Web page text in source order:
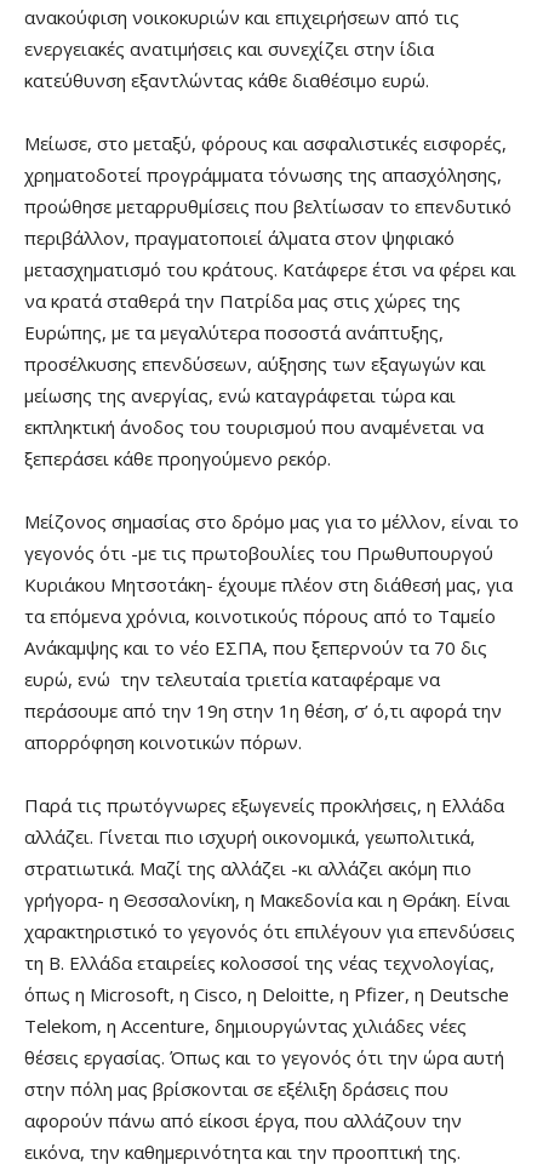
ανακούφιση νοικοκυριών και επιχειρήσεων από τις
ενεργειακές ανατιμήσεις και συνεχίζει στην ίδια
κατεύθυνση εξαντλώντας κάθε διαθέσιμο ευρώ.
Μείωσε, στο μεταξύ, φόρους και ασφαλιστικές εισφορές,
χρηματοδοτεί προγράμματα τόνωσης της απασχόλησης,
προώθησε μεταρρυθμίσεις που βελτίωσαν το επενδυτικό
περιβάλλον, πραγματοποιεί άλματα στον ψηφιακό
μετασχηματισμό του κράτους. Κατάφερε έτσι να φέρει και
να κρατά σταθερά την Πατρίδα μας στις χώρες της
Ευρώπης, με τα μεγαλύτερα ποσοστά ανάπτυξης,
προσέλκυσης επενδύσεων, αύξησης των εξαγωγών και
μείωσης της ανεργίας, ενώ καταγράφεται τώρα και
εκπληκτική άνοδος του τουρισμού που αναμένεται να
ξεπεράσει κάθε προηγούμενο ρεκόρ.
Μείζονος σημασίας στο δρόμο μας για το μέλλον, είναι το
γεγονός ότι -με τις πρωτοβουλίες του Πρωθυπουργού
Κυριάκου Μητσοτάκη- έχουμε πλέον στη διάθεσή μας, για
τα επόμενα χρόνια, κοινοτικούς πόρους από το Ταμείο
Ανάκαμψης και το νέο ΕΣΠΑ, που ξεπερνούν τα 70 δις
ευρώ, ενώ την τελευταία τριετία καταφέραμε να
περάσουμε από την 19η στην 1η θέση, σ’ ό,τι αφορά την
απορρόφηση κοινοτικών πόρων.
Παρά τις πρωτόγνωρες εξωγενείς προκλήσεις, η Ελλάδα
αλλάζει. Γίνεται πιο ισχυρή οικονομικά, γεωπολιτικά,
στρατιωτικά. Μαζί της αλλάζει -κι αλλάζει ακόμη πιο
γρήγορα- η Θεσσαλονίκη, η Μακεδονία και η Θράκη. Είναι
χαρακτηριστικό το γεγονός ότι επιλέγουν για επενδύσεις
τη Β. Ελλάδα εταιρείες κολοσσοί της νέας τεχνολογίας,
όπως η Microsoft, η Cisco, η Deloitte, η Pfizer, η Deutsche
Telekom, η Accenture, δημιουργώντας χιλιάδες νέες
θέσεις εργασίας. Όπως και το γεγονός ότι την ώρα αυτή
στην πόλη μας βρίσκονται σε εξέλιξη δράσεις που
αφορούν πάνω από είκοσι έργα, που αλλάζουν την
εικόνα, την καθημερινότητα και την προοπτική της.